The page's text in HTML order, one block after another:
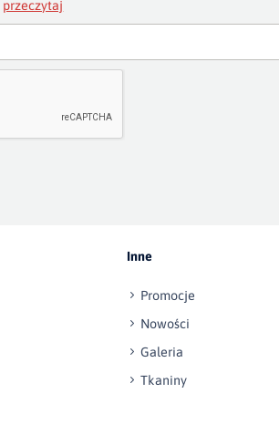
przeczytaj
Inne
Promocje
Nowości
Galeria
Tkaniny